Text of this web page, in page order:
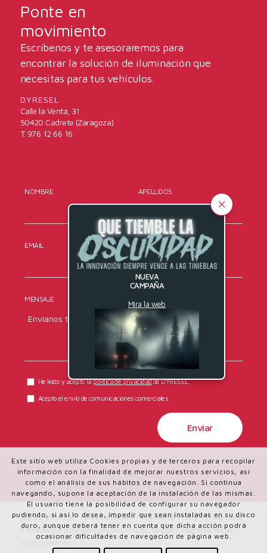
NUEVA
CAMPAÑA
Mira la web
Ponte en
movimiento
Escríbenos y te asesoraremos para
encontrar la solución de iluminación que
necesitas para tus vehículos.
DYRESEL
Calle la Venta, 31
50420 Cadrete (Zaragoza)
T. 976 12 66 16
NOMBRE APELLIDOS
EMAIL TELÉFONO
MENSAJE
He leído y acepto lapolítica de privacidadde DYRESEL.
Acepto el envío de comunicaciones comerciales.
@2025 DYRESEL - Ponemos la luz en movimiento | Sistemas eléctricos
e iluminación para vehículos industriales. Diseño y programación por
Este sitio web utiliza Cookies propias y de terceros para recopilar
información con la finalidad de mejorar nuestros servicios, así
como el análisis de sus hábitos de navegación. Si continua
navegando, supone la aceptación de la instalación de las mismas.
El usuario tiene la posibilidad de configurar su navegador
pudiendo, si así lo desea, impedir que sean instaladas en su disco
duro, aunque deberá tener en cuenta que dicha acción podrá
ocasionar dificultades de navegación de página web.